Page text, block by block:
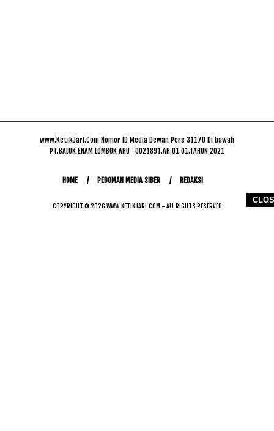
www.KetikJari.Com Nomor ID Media Dewan Pers 31170 Di bawah
PT.BALUK ENAM LOMBOK AHU -0021891.AH.01.01.TAHUN 2021
HOME PEDOMAN MEDIA SIBER REDAKSI
COPYRIGHT © 2026 WWW.KETIKJARI.COM - ALL RIGHTS RESERVED